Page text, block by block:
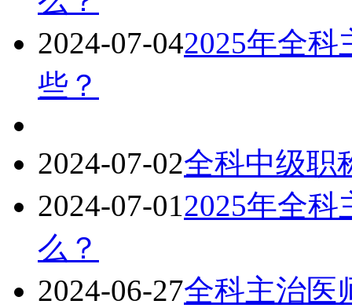
2024-07-042025年全
些？
2024-07-02全科中级职
2024-07-012025年全
么？
2024-06-27全科主治医